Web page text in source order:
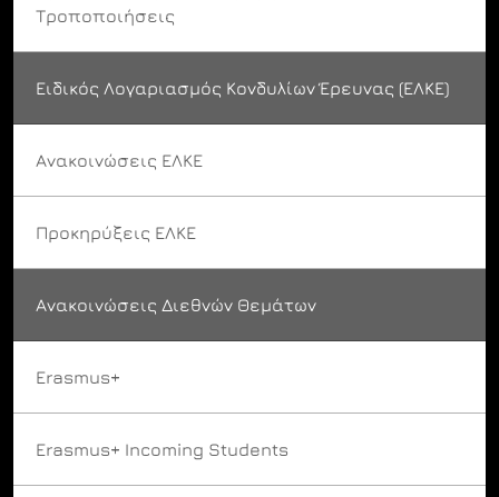
Τροποποιήσεις
Ειδικός Λογαριασμός Κονδυλίων Έρευνας (ΕΛΚΕ)
Ανακοινώσεις ΕΛΚΕ
Προκηρύξεις ΕΛΚΕ
Ανακοινώσεις Διεθνών Θεμάτων
Erasmus+
Erasmus+ Incoming Students